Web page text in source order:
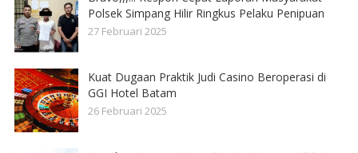
Polsek Simpang Hilir Ringkus Pelaku Penipuan
27 Februari 2025
Kuat Dugaan Praktik Judi Casino Beroperasi di
GGI Hotel Batam
26 Februari 2025